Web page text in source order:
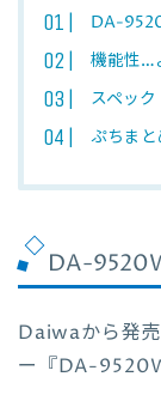
DA-
機能性…
スペック
ぷちまと
DA-
Daiwaから発
ー『DA-